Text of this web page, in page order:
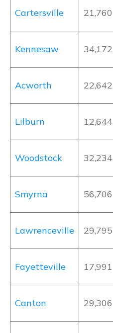
Cartersville 21,760
Kennesaw 34,172
Acworth 22,642
Lilburn 12,644
Woodstock 32,234
Smyrna 56,706
Lawrenceville 29,795
Fayetteville 17,991
Canton 29,306